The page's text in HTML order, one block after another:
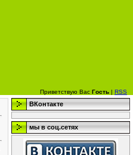
Приветствую Вас Гость | RSS
ВКонтакте
мы в соц.сетях